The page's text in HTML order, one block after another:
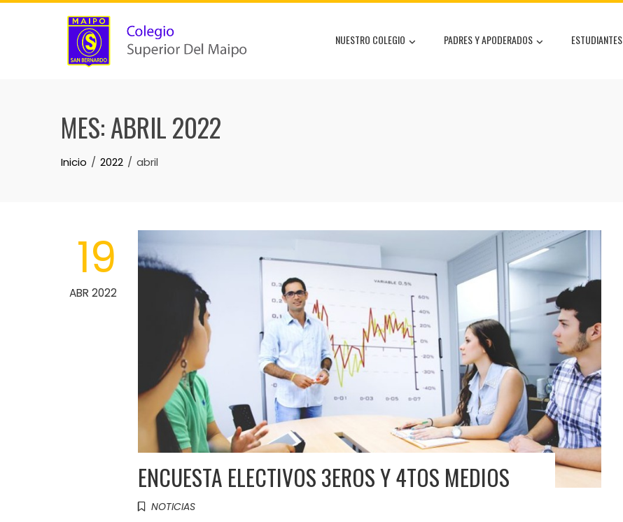
NUESTRO COLEGIO PADRES Y APODERADOS ESTUDIANTES
MES:ABRIL 2022
Inicio 2022 abril
19
ABR 2022
ENCUESTA ELECTIVOS 3EROS Y 4TOS MEDIOS
NOTICIAS